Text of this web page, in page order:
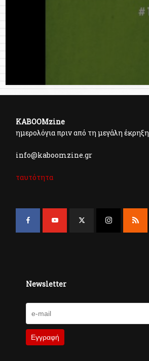
KABOOMzine
ημερολόγια πριν από τη μεγάλη έκρηξη
info@kaboomzine.gr
ταυτότητα
Newsletter